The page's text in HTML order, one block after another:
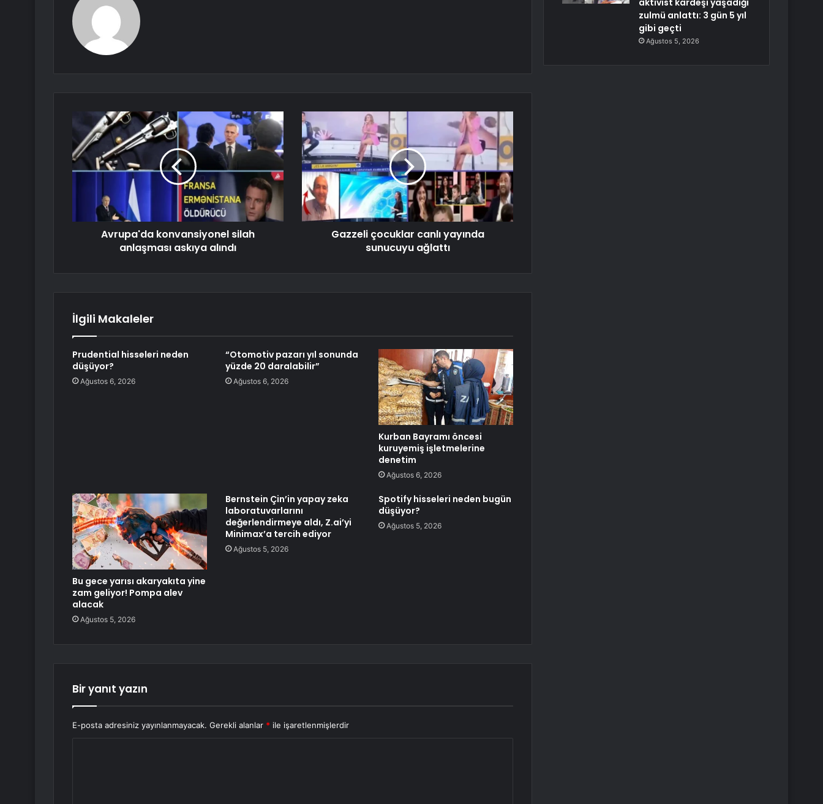
Avrupa'da konvansiyonel silah
anlaşması askıya alındı
Gazzeli çocuklar canlı yayında
sunucuyu ağlattı
İlgili Makaleler
Prudential hisseleri neden
düşüyor?
Ağustos 6, 2026
“Otomotiv pazarı yıl sonunda
yüzde 20 daralabilir”
Ağustos 6, 2026
Kurban Bayramı öncesi
kuruyemiş işletmelerine
denetim
Ağustos 6, 2026
Bu gece yarısı akaryakıta yine
zam geliyor! Pompa alev
alacak
Ağustos 5, 2026
Bernstein Çin’in yapay zeka
laboratuvarlarını
değerlendirmeye aldı, Z.ai’yi
Minimax’a tercih ediyor
Ağustos 5, 2026
Spotify hisseleri neden bugün
düşüyor?
Ağustos 5, 2026
Bir yanıt yazın
E-posta adresiniz yayınlanmayacak. Gerekli alanlar * ile işaretlenmişlerdir
aktivist kardeşi yaşadığı
zulmü anlattı: 3 gün 5 yıl
gibi geçti
Ağustos 5, 2026